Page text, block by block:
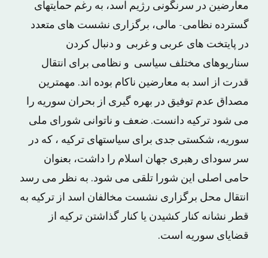
معارضین در سرنگونی رژیم اسد، به رغم حمایتهای
گسترده نظامی- مالی، برگزاری نشست های متعدد
در پایتخت های عربی و غربی و دنبال کردن
سناریوهای مختلف سیاسی و نظامی برای انتقال
قدرت از اسد به معارضین ناکام بوده اند. مهمترین
مصداق عدم توفیق در بهره گیری از بحران سوریه را
می شود ترکیه دانست. ضعف و ناتوانی شورای ملی
سوریه، شکستی جدی برای سیاستهای ترکیه ، که در
سر سودای رهبری جهان اسلام را داشت، بعنوان
حامی اصلی این شورا تلقی می شود. به نظر می رسد
انتقال محل برگزاری نشست مخالفان اسد از ترکیه به
قطر نشانه کنار کشیدن یا کنار گذاشتن ترکیه از
قضایای سوریه است.